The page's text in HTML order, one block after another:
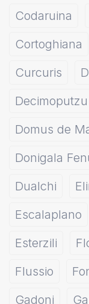
Codaruina
Cortoghiana
Curcuris
Decimoputzu
Domus de
Donigala
Dualchi
Escalaplano
Esterzili
Flussio
Gadoni